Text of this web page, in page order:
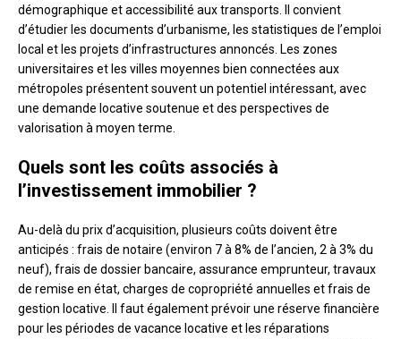
démographique et accessibilité aux transports. Il convient
d’étudier les documents d’urbanisme, les statistiques de l’emploi
local et les projets d’infrastructures annoncés. Les zones
universitaires et les villes moyennes bien connectées aux
métropoles présentent souvent un potentiel intéressant, avec
une demande locative soutenue et des perspectives de
valorisation à moyen terme.
Quels sont les coûts associés à
l’investissement immobilier ?
Au-delà du prix d’acquisition, plusieurs coûts doivent être
anticipés : frais de notaire (environ 7 à 8% de l’ancien, 2 à 3% du
neuf), frais de dossier bancaire, assurance emprunteur, travaux
de remise en état, charges de copropriété annuelles et frais de
gestion locative. Il faut également prévoir une réserve financière
pour les périodes de vacance locative et les réparations